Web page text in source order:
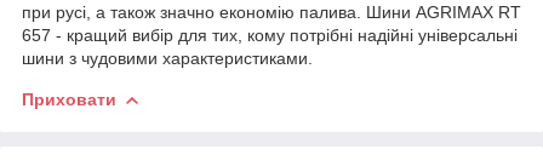
при русі, а також значно економію палива. Шини AGRIMAX RT
657 - кращий вибір для тих, кому потрібні надійні універсальні
шини з чудовими характеристиками.
Приховати